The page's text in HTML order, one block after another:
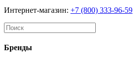
Интернет-магазин: +7 (800) 333-96-59
Бренды